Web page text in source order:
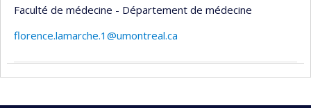
Faculté de médecine - Département de médecine
florence.lamarche.1@umontreal.ca